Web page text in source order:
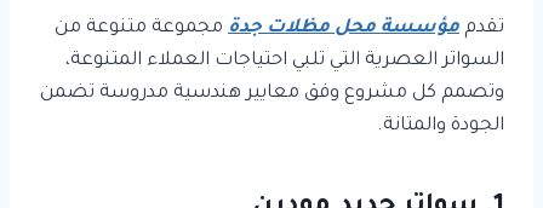
تقدم مؤسسة محل مظلات جدة مجموعة متنوعة من
السواتر العصرية التي تلبي احتياجات العملاء المتنوعة،
وتصمم كل مشروع وفق معايير هندسية مدروسة تضمن
الجودة والمتانة.